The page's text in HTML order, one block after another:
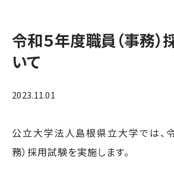
令和５年度職員（事務
いて
2023.11.01
公立大学法人島根県立大学では、
務）採用試験を実施します。